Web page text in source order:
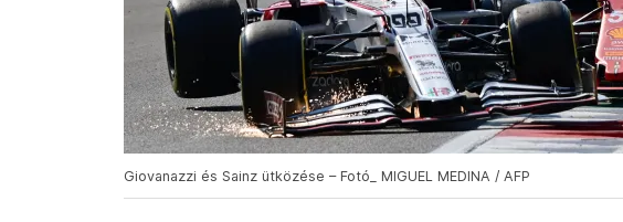
Giovanazzi és Sainz ütközése – Fotó_ MIGUEL MEDINA / AFP